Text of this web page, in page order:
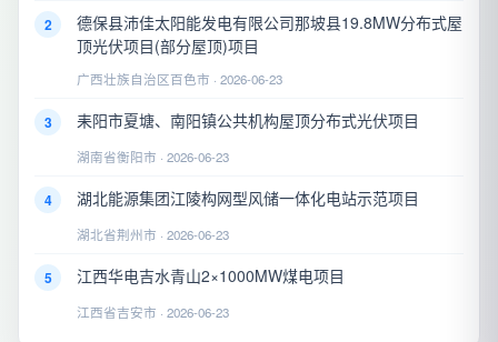
2
德保县沛佳太阳能发电有限公司那坡县19.8MW分布式屋
顶光伏项目(部分屋顶)项目
广西壮族自治区百色市 · 2026-06-23
3 耒阳市夏塘、南阳镇公共机构屋顶分布式光伏项目
湖南省衡阳市 · 2026-06-23
4 湖北能源集团江陵构网型风储一体化电站示范项目
湖北省荆州市 · 2026-06-23
5 江西华电吉水青山2×1000MW煤电项目
江西省吉安市 · 2026-06-23